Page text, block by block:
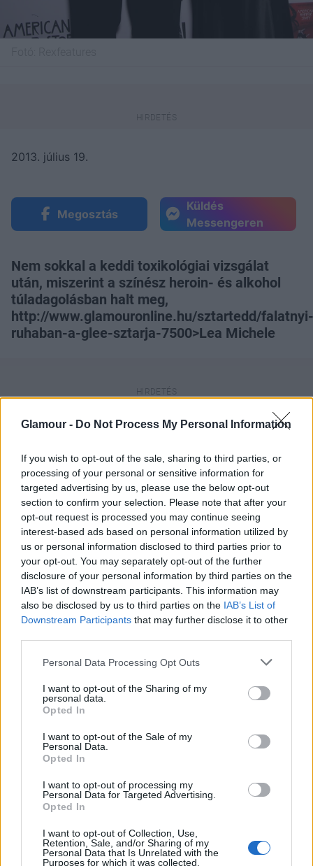
Glamour - Do Not Process My Personal Information
If you wish to opt-out of the sale, sharing to third parties, or
processing of your personal or sensitive information for
targeted advertising by us, please use the below opt-out
section to confirm your selection. Please note that after your
opt-out request is processed you may continue seeing
interest-based ads based on personal information utilized by
us or personal information disclosed to third parties prior to
your opt-out. You may separately opt-out of the further
disclosure of your personal information by third parties on the
IAB’s list of downstream participants. This information may
also be disclosed by us to third parties on the IAB’s List of
Downstream Participants that may further disclose it to other
Please note that this website/app uses one or more Google
not limited to your visit or usage behaviour. You may click to
grant or deny consent to Google and its third-party tags to
use your data for below specified purposes in below Google
consent section.
Personal Data Processing Opt Outs
I want to opt-out of the Sharing of my
personal data.
Opted In
I want to opt-out of the Sale of my
Personal Data.
Opted In
I want to opt-out of processing my
Personal Data for Targeted Advertising.
Opted In
I want to opt-out of Collection, Use,
Retention, Sale, and/or Sharing of my
Personal Data that Is Unrelated with the
Purposes for which it was collected.
2013. július 19.
Megosztás
Küldés
Messengeren
Nem sokkal a keddi toxikológiai vizsgálat
után, miszerint a színész heroin- és alkohol
túladagolásban halt meg,
http://www.glamouronline.hu/sztartedd/falatnyi-
ruhaban-a-glee-sztarja-7500>Lea Michele
vancouveri hotelszobájában. A temetés időpontjáról
eddig még nem érkezett információ.